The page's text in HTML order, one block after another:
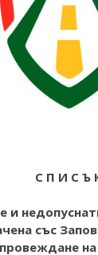
С П И С Ъ
и
със
провеждане